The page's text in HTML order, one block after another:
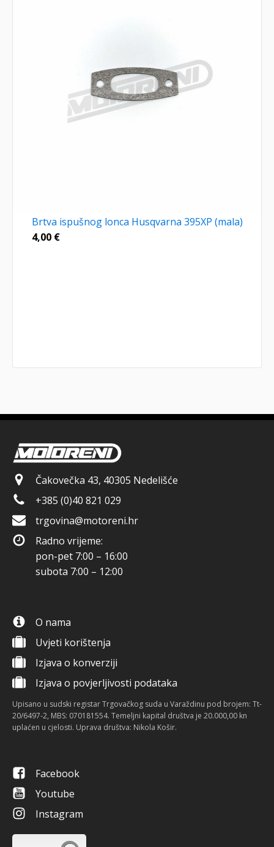
Brtva ispušnog lonca Husqvarna 395XP (mala)
4,00 €
Čakovečka 43, 40305 Nedelišće
+385 (0)40 821 029
trgovina@motoreni.hr
Radno vrijeme:
pon-pet 7:00 – 16:00
subota 7:00 – 12:00
O nama
Uvjeti korištenja
Izjava o konverziji
Izjava o povjerljivosti podataka
Upisano u sudski registar Trgovačkog suda u Varaždinu pod brojem: Tt-
20/6497-2, MBS: 070181554. Temeljni kapital društva je 20.000,00 kn
uplaćen u cjelosti. Uprava društva: Nikola Košir.
Facebook
Youtube
Instagram